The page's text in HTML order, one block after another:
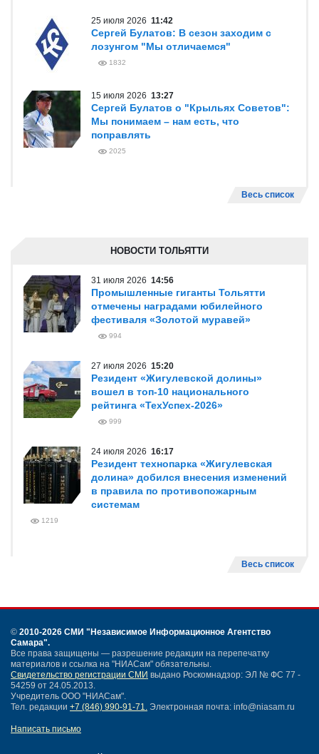
25 июля 2026 11:42
Сергей Булатов: В сезон заходим с
лозунгом "Мы отличаемся"
1832
15 июля 2026 13:27
Сергей Булатов о "Крыльях Советов":
Мы понимаем – нам есть, что
поправлять
2025
Весь список
НОВОСТИ ТОЛЬЯТТИ
31 июля 2026 14:56
Промышленные гиганты Тольятти
отмечены наградами юбилейного
фестиваля «Золотой муравей»
994
27 июля 2026 15:20
Резидент «Жигулевской долины»
вошел в топ-10 национального
рейтинга «ТехУспех-2026»
999
24 июля 2026 16:17
Резидент технопарка «Жигулевская
долина» добился внесения изменений
в правила по противопожарным
системам
1219
Весь список
© 2010-2026 СМИ "Независимое Информационное Агентство
Самара".
Все права защищены — разрешение редакции на перепечатку
материалов и ссылка на "НИАСам" обязательны.
Свидетельство регистрации СМИ выдано Роскомнадзор: ЭЛ № ФС 77 -
54259 от 24.05.2013.
Учредитель ООО "НИАСам".
Тел. редакции +7 (846) 990-91-71. Электронная почта: info@niasam.ru
Написать письмо